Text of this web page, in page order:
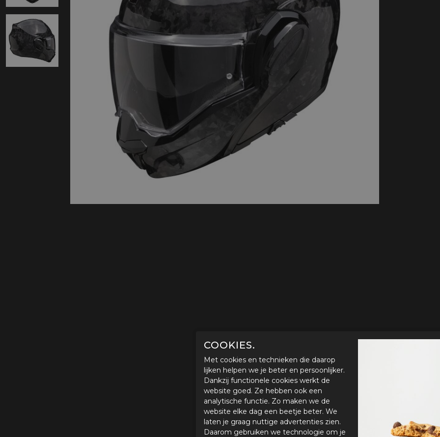
Airbags
handschoenen
All-Season
handschoenen
Verwarmde
handschoenen
COOKIES.
Met cookies en technieken die daarop
lijken helpen we je beter en persoonlijker.
Dankzij functionele cookies werkt de
website goed. Ze hebben ook een
analytische functie. Zo maken we de
website elke dag een beetje beter. We
laten je graag nuttige advertenties zien.
Daarom gebruiken we technologie om je